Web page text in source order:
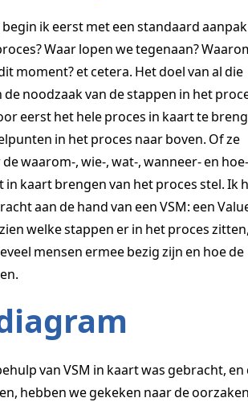
ik eerst met een standaard
Waar lopen we tegenaan?
moment? et cetera. Het doel van al die
noodzaak van de stappen in het
eerst het hele proces in kaart te
in het proces naar boven. Of ze
waarom-, wie-, wat-, wanneer- en
in kaart brengen van het proces stel. Ik
aan de hand van een VSM: een
welke stappen er in het proces
mensen ermee bezig zijn en hoe de
van VSM in kaart was gebracht, en
hebben we gekeken naar de